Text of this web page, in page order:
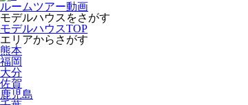
ルームツアー動画
モデルハウスをさがす
モデルハウスTOP
エリアからさがす
熊本
福岡
大分
佐賀
鹿児島